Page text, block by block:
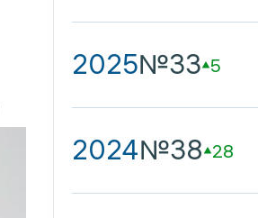
2025№33 5
2024№38 28